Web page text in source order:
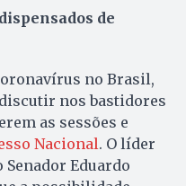
de
no Brasil,
nos bastidores
as sessões e
Nacional. O líder
Eduardo